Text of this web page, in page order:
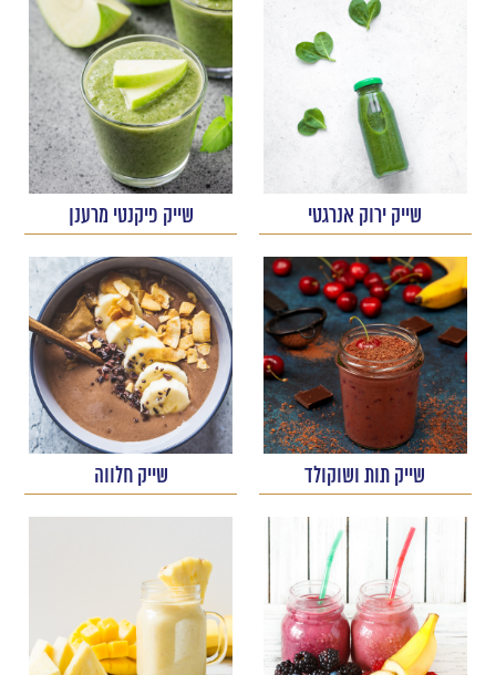
שייק ירוק אנרגטי שייק פיקנטי מרענן
שייק תות ושוקולד שייק חלווה